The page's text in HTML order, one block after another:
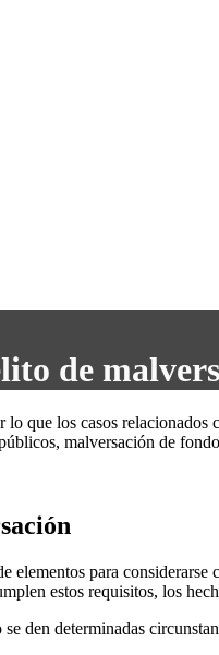
de
que los casos
malversación de
elementos para
estos requisitos, los
den determinadas